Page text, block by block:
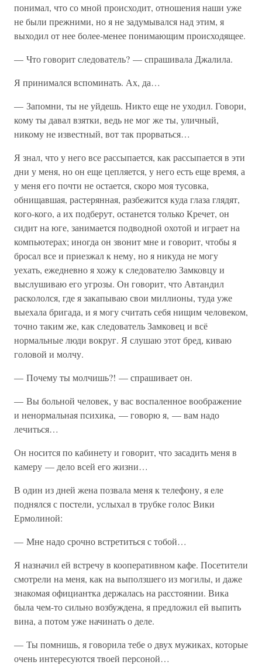
понимал, что со мной происходит, отношения наши уже
не были прежними, но я не задумывался над этим, я
выходил от нее более-менее понимающим происходящее.
— Что говорит следователь? — спрашивала Джалила.
Я принимался вспоминать. Ах, да…
— Запомни, ты не уйдешь. Никто еще не уходил. Говори,
кому ты давал взятки, ведь не мог же ты, уличный,
никому не известный, вот так прорваться…
Я знал, что у него все рассыпается, как рассыпается в эти
дни у меня, но он еще цепляется, у него есть еще время, а
у меня его почти не остается, скоро моя тусовка,
обнищавшая, растерянная, разбежится куда глаза глядят,
кого-кого, а их подберут, останется только Кречет, он
сидит на юге, занимается подводной охотой и играет на
компьютерах; иногда он звонит мне и говорит, чтобы я
бросал все и приезжал к нему, но я никуда не могу
уехать, ежедневно я хожу к следователю Замковцу и
выслушиваю его угрозы. Он говорит, что Автандил
раскололся, где я закапываю свои миллионы, туда уже
выехала бригада, и я могу считать себя нищим человеком,
точно таким же, как следователь Замковец и всё
нормальные люди вокруг. Я слушаю этот бред, киваю
головой и молчу.
— Почему ты молчишь?! — спрашивает он.
— Вы больной человек, у вас воспаленное воображение
и ненормальная психика, — говорю я, — вам надо
лечиться…
Он носится по кабинету и говорит, что засадить меня в
камеру — дело всей его жизни…
В один из дней жена позвала меня к телефону, я еле
поднялся с постели, услыхал в трубке голос Вики
Ермолиной:
— Мне надо срочно встретиться с тобой…
Я назначил ей встречу в кооперативном кафе. Посетители
смотрели на меня, как на выползшего из могилы, и даже
знакомая официантка держалась на расстоянии. Вика
была чем-то сильно возбуждена, я предложил ей выпить
вина, а потом уже начинать о деле.
— Ты помнишь, я говорила тебе о двух мужиках, которые
очень интересуются твоей персоной…